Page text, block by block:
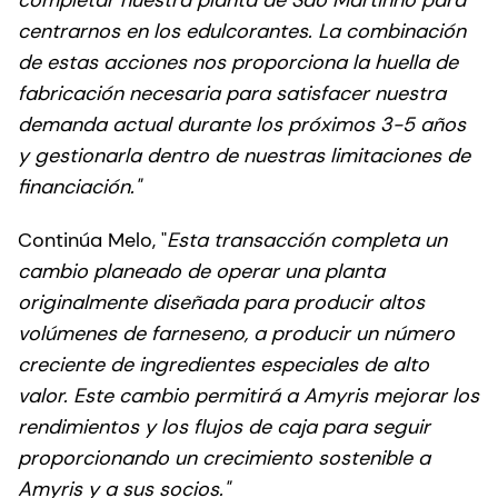
centrarnos en los edulcorantes. La combinación
de estas acciones nos proporciona la huella de
fabricación necesaria para satisfacer nuestra
demanda actual durante los próximos 3-5 años
y gestionarla dentro de nuestras limitaciones de
financiación."
Continúa Melo, "Esta transacción completa un
cambio planeado de operar una planta
originalmente diseñada para producir altos
volúmenes de farneseno, a producir un número
creciente de ingredientes especiales de alto
valor. Este cambio permitirá a Amyris mejorar los
rendimientos y los flujos de caja para seguir
proporcionando un crecimiento sostenible a
Amyris y a sus socios."